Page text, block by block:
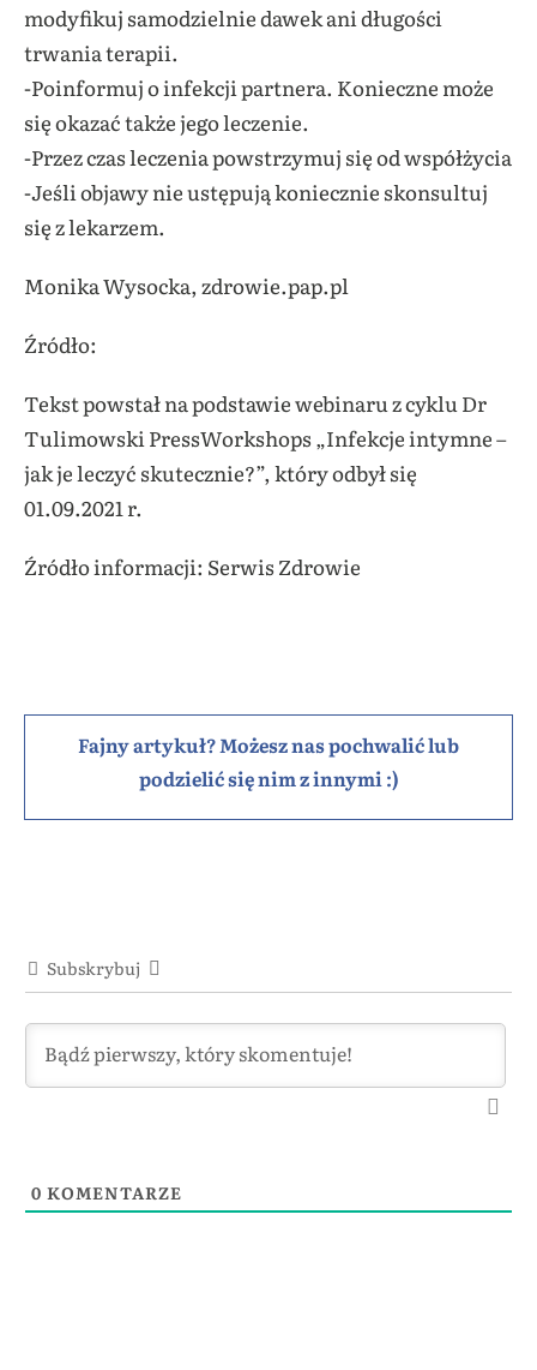
modyfikuj samodzielnie dawek ani długości
trwania terapii.
-Poinformuj o infekcji partnera. Konieczne może
się okazać także jego leczenie.
-Przez czas leczenia powstrzymuj się od współżycia
-Jeśli objawy nie ustępują koniecznie skonsultuj
się z lekarzem.
Monika Wysocka, zdrowie.pap.pl
Źródło:
Tekst powstał na podstawie webinaru z cyklu Dr
Tulimowski PressWorkshops „Infekcje intymne –
jak je leczyć skutecznie?”, który odbył się
01.09.2021 r.
Źródło informacji: Serwis Zdrowie
Fajny artykuł? Możesz nas pochwalić lub
podzielić się nim z innymi :)
Subskrybuj
0 KOMENTARZE